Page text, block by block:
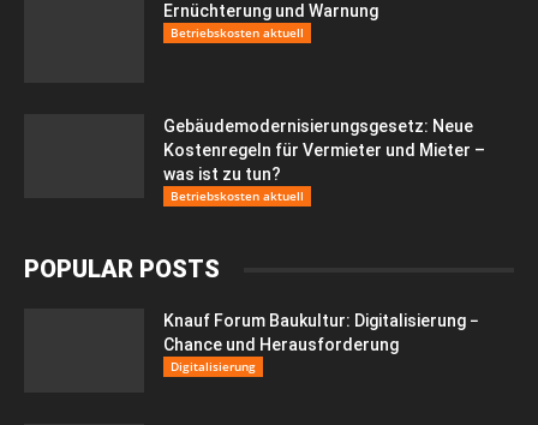
Ernüchterung und Warnung
Betriebskosten aktuell
Gebäudemodernisierungsgesetz: Neue
Kostenregeln für Vermieter und Mieter –
was ist zu tun?
Betriebskosten aktuell
POPULAR POSTS
Knauf Forum Baukultur: Digitalisierung −
Chance und Herausforderung
Digitalisierung